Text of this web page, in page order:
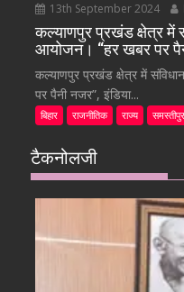
13th September 2024
कल्याणपुर प्रखंड क्षेत्र में
आयोजन। “हर खबर पर
कल्याणपुर प्रखंड क्षेत्र में
पर पैनी नजर”, इंडिया...
बिहार राजनीतिक राज्य समस्तीपुर
टैकनोलजी